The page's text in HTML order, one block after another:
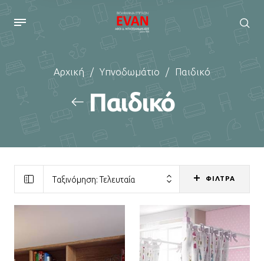
Αρχική / Υπνοδωμάτιο / Παιδικό
Παιδικό
Ταξινόμηση: Τελευταία ΦΙΛΤΡΑ